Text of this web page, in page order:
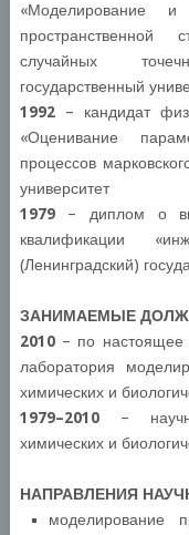
«Моделирование и
пространственной
случайных
государственный
1992– кандидат
«Оценивание
процессов
университет
1979– диплом о
квалификации
(Ленинградский)
ЗАНИМАЕМЫЕ
2010– по настоящее
лаборатория
химических и
1979–2010 –
химических и
НАПРАВЛЕНИЯ
моделирование